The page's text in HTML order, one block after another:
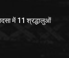
में 11 श्रद्धालुओं